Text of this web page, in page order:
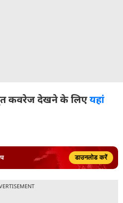
कवरेज देखने के लिएयहां
डाउनलोड करें